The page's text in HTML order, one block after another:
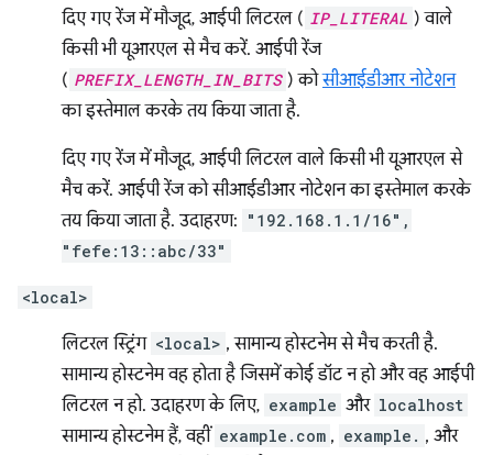
दिए गए रेंज में मौजूद, आईपी लिटरल ( IP_LITERAL ) वाले
किसी भी यूआरएल से मैच करें. आईपी रेंज
( PREFIX_LENGTH_IN_BITS ) कोसीआईडीआर नोटेशन
का इस्तेमाल करके तय किया जाता है.
दिए गए रेंज में मौजूद, आईपी लिटरल वाले किसी भी यूआरएल से
मैच करें. आईपी रेंज को सीआईडीआर नोटेशन का इस्तेमाल करके
तय किया जाता है. उदाहरण: "192.168.1.1/16",
"fefe:13::abc/33"
<local>
लिटरल स्ट्रिंग <local> , सामान्य होस्टनेम से मैच करती है.
सामान्य होस्टनेम वह होता है जिसमें कोई डॉट न हो और वह आईपी
लिटरल न हो. उदाहरण के लिए, example और localhost
सामान्य होस्टनेम हैं, वहीं example.com , example. , और